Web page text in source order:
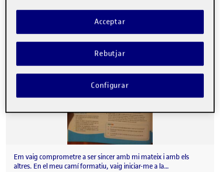
Publicat per
David Borrell Palau
Data de publicació3 maig, 2024 9:49 am
-comentari
Em vaig comprometre a ser sincer amb mi mateix i amb els
altres. En el meu camí formatiu, vaig iniciar-me a la…
Rebutjar
Acceptar
Configurar